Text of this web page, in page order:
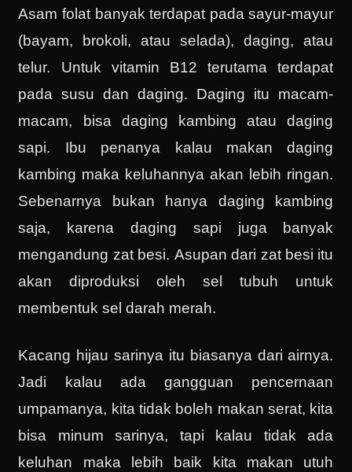
Asam folat banyak terdapat pada sayur-mayur
(bayam, brokoli, atau selada), daging, atau
telur. Untuk vitamin B12 terutama terdapat
pada susu dan daging. Daging itu macam-
macam, bisa daging kambing atau daging
sapi. Ibu penanya kalau makan daging
kambing maka keluhannya akan lebih ringan.
Sebenarnya bukan hanya daging kambing
saja, karena daging sapi juga banyak
mengandung zat besi. Asupan dari zat besi itu
akan diproduksi oleh sel tubuh untuk
membentuk sel darah merah.
Kacang hijau sarinya itu biasanya dari airnya.
Jadi kalau ada gangguan pencernaan
umpamanya, kita tidak boleh makan serat, kita
bisa minum sarinya, tapi kalau tidak ada
keluhan maka lebih baik kita makan utuh